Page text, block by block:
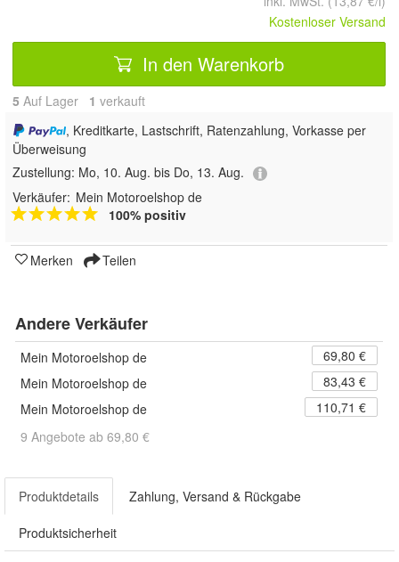
Kostenloser Versand
In den Warenkorb
5 Auf Lager 1 verkauft
, Kreditkarte, Lastschrift, Ratenzahlung, Vorkasse per
Überweisung
Zustellung: Mo, 10. Aug. bis Do, 13. Aug.
Verkäufer: Mein Motoroelshop de
100% positiv
Merken Teilen
Andere Verkäufer
Mein Motoroelshop de
69,80 €
Mein Motoroelshop de
83,43 €
Mein Motoroelshop de
110,71 €
9 Angebote ab 69,80 €
Produktdetails Zahlung, Versand & Rückgabe
Produktsicherheit